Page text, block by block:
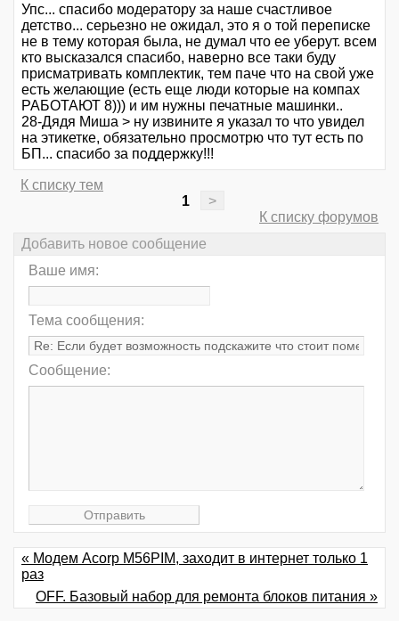
Упс... спасибо модератору за наше счастливое
детство... серьезно не ожидал, это я о той переписке
не в тему которая была, не думал что ее уберут. всем
кто высказался спасибо, наверно все таки буду
присматривать комплектик, тем паче что на свой уже
есть желающие (есть еще люди которые на компах
РАБОТАЮТ 8))) и им нужны печатные машинки..
28-Дядя Миша > ну извините я указал то что увидел
на этикетке, обязательно просмотрю что тут есть по
БП... спасибо за поддержку!!!
К списку тем
1
>
К списку форумов
Добавить новое сообщение
Ваше имя:
Тема сообщения:
Сообщение:
« Модем Acorp M56PIM, заходит в интернет только 1
раз
OFF. Базовый набор для ремонта блоков питания »